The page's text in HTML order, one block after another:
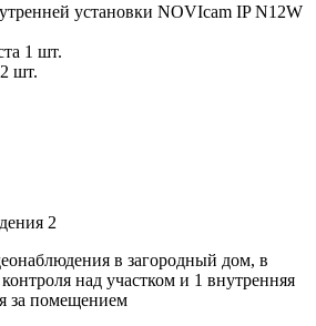
установки NOVIcam IP N12W
1 шт.
шт.
2
в загородный дом, в
над участком и 1 внутренняя
за помещением